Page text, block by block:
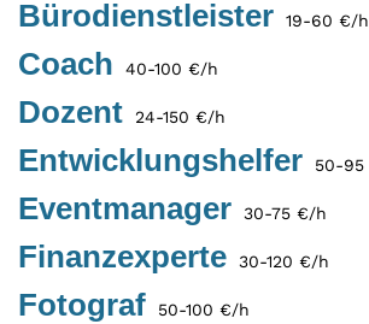
Bürodienstleister 19-60 €/h
Coach 40-100 €/h
Dozent 24-150 €/h
Entwicklungshelfer 50-95
Eventmanager 30-75 €/h
Finanzexperte 30-120 €/h
Fotograf 50-100 €/h